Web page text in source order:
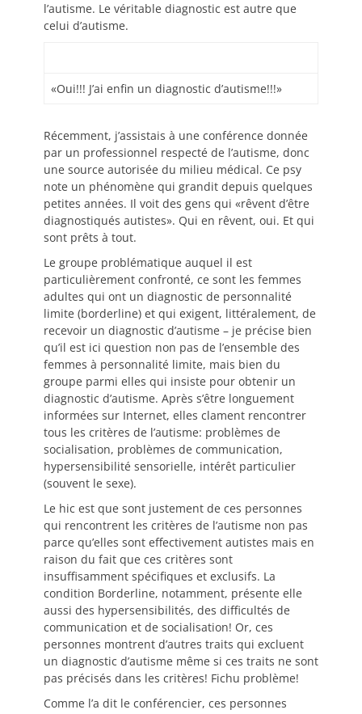
l’autisme. Le véritable diagnostic est autre que
celui d’autisme.
«Oui!!! J’ai enfin un diagnostic d’autisme!!!»
Récemment, j’assistais à une conférence donnée
par un professionnel respecté de l’autisme, donc
une source autorisée du milieu médical. Ce psy
note un phénomène qui grandit depuis quelques
petites années. Il voit des gens qui «rêvent d’être
diagnostiqués autistes». Qui en rêvent, oui. Et qui
sont prêts à tout.
Le groupe problématique auquel il est
particulièrement confronté, ce sont les femmes
adultes qui ont un diagnostic de personnalité
limite (borderline) et qui exigent, littéralement, de
recevoir un diagnostic d’autisme – je précise bien
qu’il est ici question non pas de l’ensemble des
femmes à personnalité limite, mais bien du
groupe parmi elles qui insiste pour obtenir un
diagnostic d’autisme. Après s’être longuement
informées sur Internet, elles clament rencontrer
tous les critères de l’autisme: problèmes de
socialisation, problèmes de communication,
hypersensibilité sensorielle, intérêt particulier
(souvent le sexe).
Le hic est que sont justement de ces personnes
qui rencontrent les critères de l’autisme non pas
parce qu’elles sont effectivement autistes mais en
raison du fait que ces critères sont
insuffisamment spécifiques et exclusifs. La
condition Borderline, notamment, présente elle
aussi des hypersensibilités, des difficultés de
communication et de socialisation! Or, ces
personnes montrent d’autres traits qui excluent
un diagnostic d’autisme même si ces traits ne sont
pas précisés dans les critères! Fichu problème!
Comme l’a dit le conférencier, ces personnes